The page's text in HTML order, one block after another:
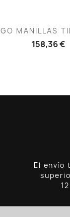
 Vista
MANILLAS
158,36 €
El envío